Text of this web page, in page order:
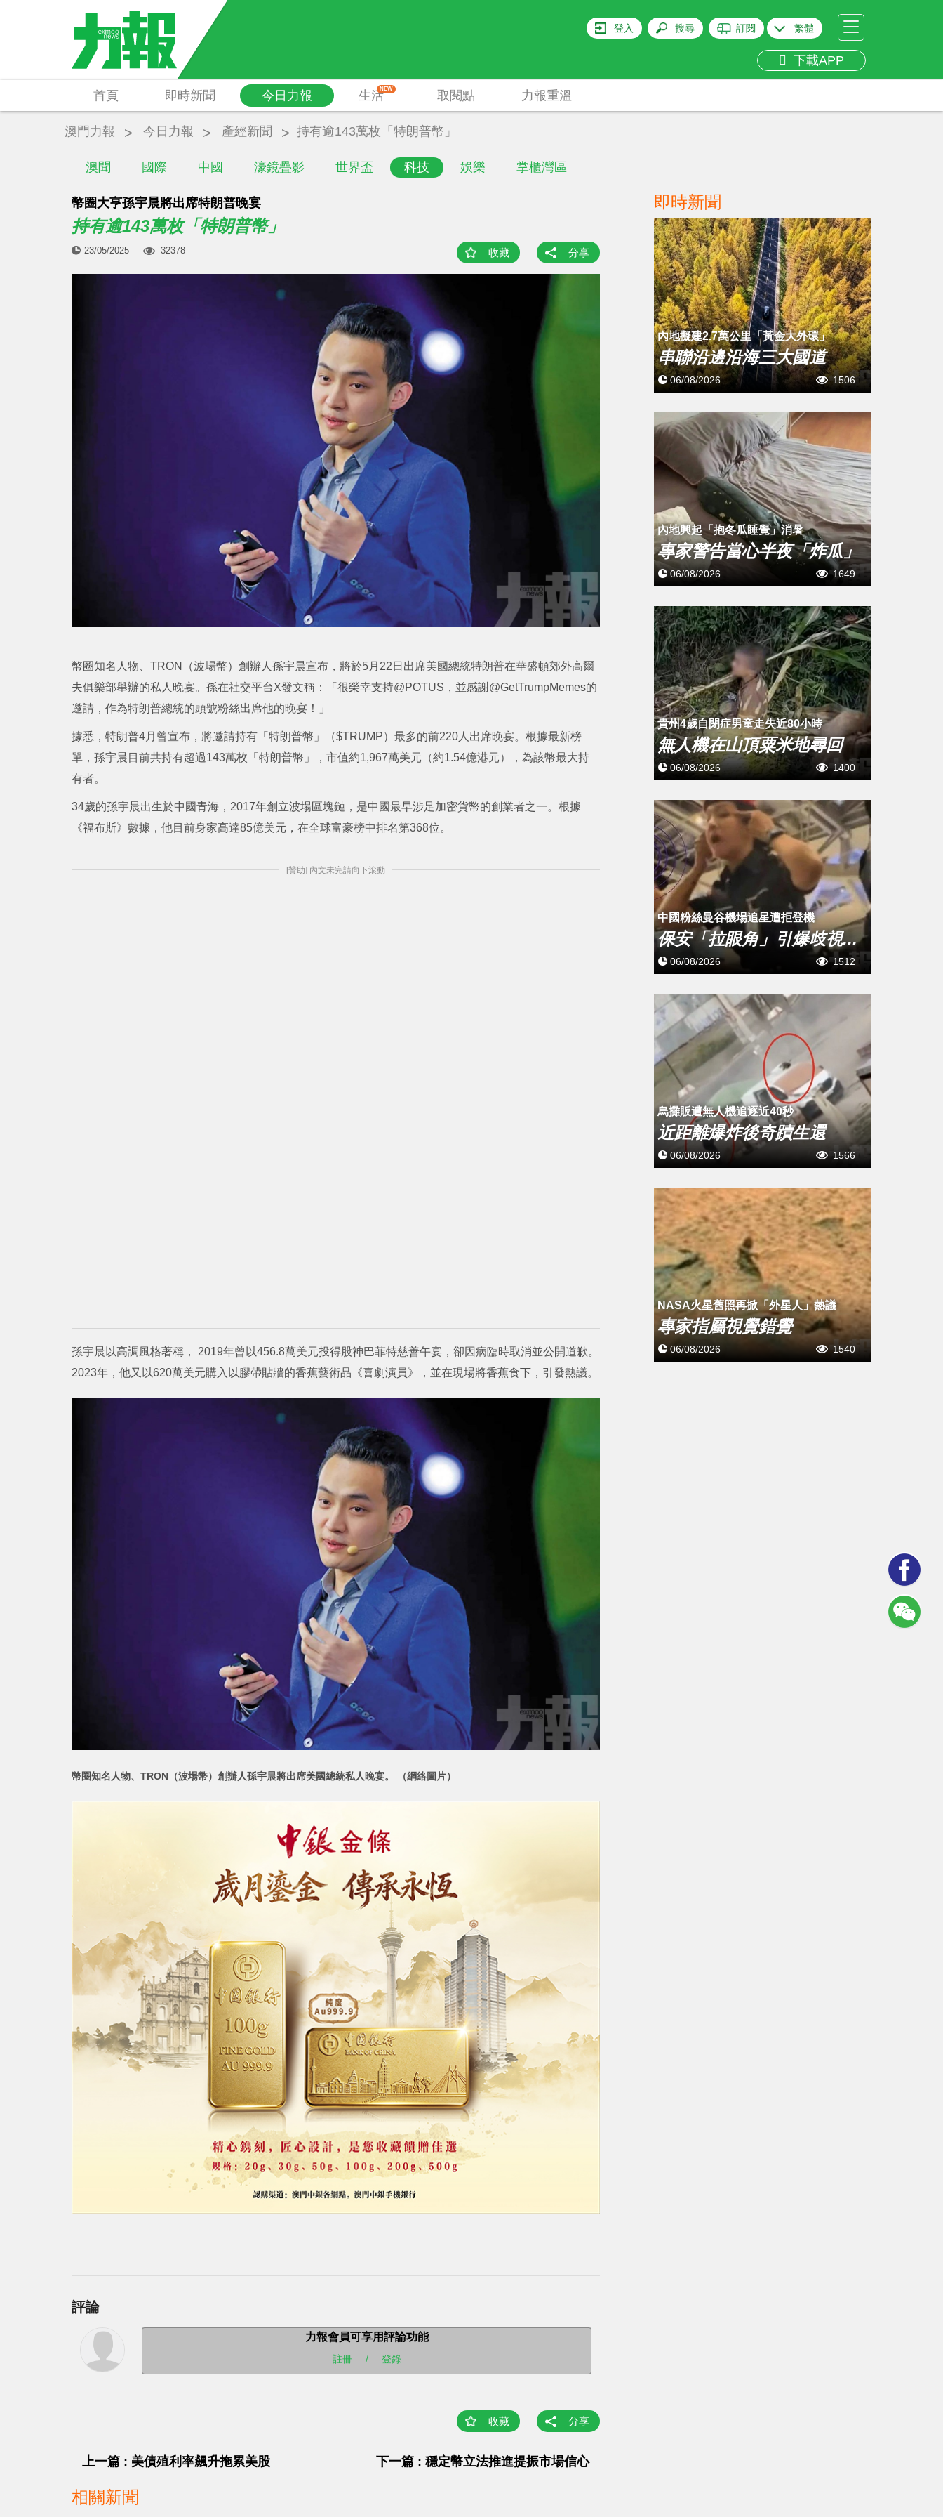
登入 搜尋 訂閱 繁體
下載APP
首頁 即時新聞 今日力報
澳聞 國際 中國 濠鏡疊影 世界盃 科技 娛樂 掌櫃灣區
生活NEW 取閱點 力報重溫
澳門力報 今日力報 產經新聞 持有逾143萬枚「特朗普幣」
幣圈大亨孫宇晨將出席特朗普晚宴
持有逾143萬枚「特朗普幣」
23/05/2025 32378 收藏 分享
幣圈知名人物、TRON（波場幣）創辦人孫宇晨宣布，將於5月22日出席美國總統特朗普在華盛頓郊外高爾
夫俱樂部舉辦的私人晚宴。孫在社交平台X發文稱：「很榮幸支持@POTUS，並感謝@GetTrumpMemes的
邀請，作為特朗普總統的頭號粉絲出席他的晚宴！」
據悉，特朗普4月曾宣布，將邀請持有「特朗普幣」（$TRUMP）最多的前220人出席晚宴。根據最新榜
單，孫宇晨目前共持有超過143萬枚「特朗普幣」，市值約1,967萬美元（約1.54億港元），為該幣最大持
有者。
34歲的孫宇晨出生於中國青海，2017年創立波場區塊鏈，是中國最早涉足加密貨幣的創業者之一。根據
《福布斯》數據，他目前身家高達85億美元，在全球富豪榜中排名第368位。
[贊助] 內文未完請向下滾動
孫宇晨以高調風格著稱， 2019年曾以456.8萬美元投得股神巴菲特慈善午宴，卻因病臨時取消並公開道歉。
2023年，他又以620萬美元購入以膠帶貼牆的香蕉藝術品《喜劇演員》，並在現場將香蕉食下，引發熱議。
幣圈知名人物、TRON（波場幣）創辦人孫宇晨將出席美國總統私人晚宴。 （網絡圖片）
評論
力報會員可享用評論功能
註冊 / 登錄
收藏 分享
上一篇 : 美債殖利率飆升拖累美股 下一篇 : 穩定幣立法推進提振市場信心
相關新聞
即時新聞
內地擬建2.7萬公里「黃金大外環」
串聯沿邊沿海三大國道
06/08/2026 1506
內地興起「抱冬瓜睡覺」消暑
專家警告當心半夜「炸瓜」
06/08/2026 1649
貴州4歲自閉症男童走失近80小時
無人機在山頂粟米地尋回
06/08/2026 1400
中國粉絲曼谷機場追星遭拒登機
保安「拉眼角」引爆歧視...
06/08/2026 1512
烏攤販遭無人機追逐近40秒
近距離爆炸後奇蹟生還
06/08/2026 1566
NASA火星舊照再掀「外星人」熱議
專家指屬視覺錯覺
06/08/2026 1540